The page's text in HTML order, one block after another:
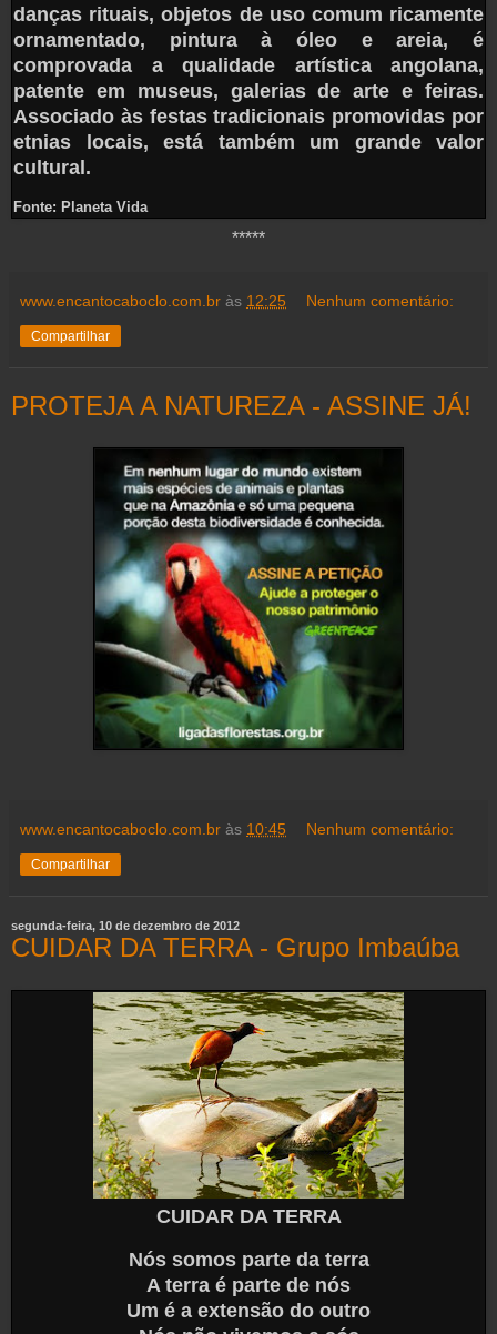
danças rituais, objetos de uso comum ricamente
ornamentado, pintura à óleo e areia, é
comprovada a qualidade artística angolana,
patente em museus, galerias de arte e feiras.
Associado às festas tradicionais promovidas por
etnias locais, está também um grande valor
cultural.
Fonte: Planeta Vida
*****
www.encantocaboclo.com.br às 12:25 Nenhum comentário:
Compartilhar
PROTEJA A NATUREZA - ASSINE JÁ!
www.encantocaboclo.com.br às 10:45 Nenhum comentário:
Compartilhar
segunda-feira, 10 de dezembro de 2012
CUIDAR DA TERRA - Grupo Imbaúba
CUIDAR DA TERRA
Nós somos parte da terra
A terra é parte de nós
Um é a extensão do outro